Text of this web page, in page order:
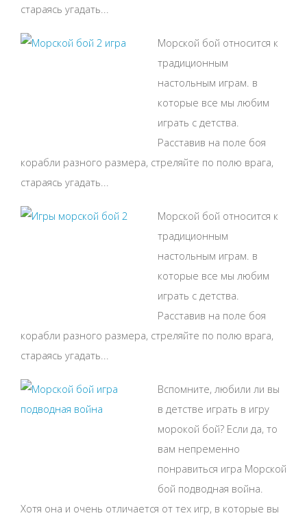
стараясь угадать...
Морской бой относится к
традиционным
настольным играм. в
которые все мы любим
играть с детства.
Расставив на поле боя
корабли разного размера, стреляйте по полю врага,
стараясь угадать...
Морской бой относится к
традиционным
настольным играм. в
которые все мы любим
играть с детства.
Расставив на поле боя
корабли разного размера, стреляйте по полю врага,
стараясь угадать...
Вспомните, любили ли вы
в детстве играть в игру
морокой бой? Если да, то
вам непременно
понравиться игра Морской
бой подводная война.
Хотя она и очень отличается от тех игр, в которые вы